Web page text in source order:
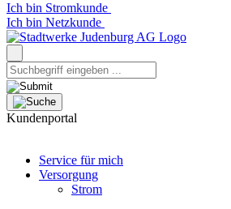
Ich bin Stromkunde
Ich bin Netzkunde
Kundenportal
Service für mich
Versorgung
Strom